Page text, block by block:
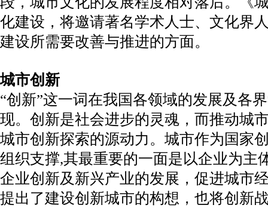
化建设，将邀请著名学术人士、文化界
建设所需要改善与推进的方面。
城市创新
“创新”这一词在我国各领域的发展及各
现。创新是社会进步的灵魂，而推动城
城市创新探索的源动力。城市作为国家
组织支撑,其最重要的一面是以企业为主
企业创新及新兴产业的发展，促进城市
提出了建设创新城市的构想，也将创新